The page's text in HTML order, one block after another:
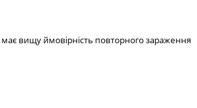
має вищу ймовірність повторного зараження